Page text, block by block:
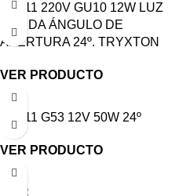
AR111 220V GU10 12W LUZ
CÁLIDA ÁNGULO DE
APERTURA 24º. TRYXTON
VER PRODUCTO
AR111 G53 12V 50W 24º
VER PRODUCTO